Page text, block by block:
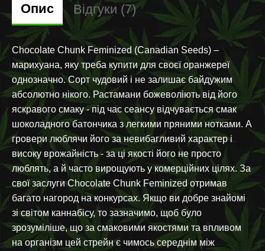
Опис Відгуки (7)
Chocolate Chunk Feminized (Canadian Seeds) –
марихуана, яку треба купити для своєї оранжереї
однозначно. Сорт чудовий і не залишає байдужим
абсолютно нікого. Растамани божеволіють від його
яскравого смаку - під час сеансу відчувається смак
шоколадного батончика з легкими пряними нотками. А
гровери люблячи його за невибагливий характер і
високу врожайність - за ці якості його не просто
люблять, а й часто вирощують у комерційних цілях. За
свої заслуги Chocolate Chunk Feminized отримав
багато нагород на конкурсах. Якщо ви добре знайомі
зі світом каннабісу, то зазначимо, щоб було
зрозуміліше, що за смаковими якостями та впливом
на організм цей стрейн є чимось середнім між